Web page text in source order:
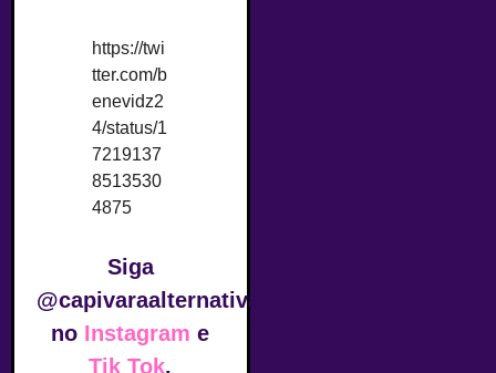
https://twi
tter.com/b
enevidz2
4/status/1
7219137
8513530
4875
Siga
@capivaraalternativa
no Instagram e
Tik Tok.